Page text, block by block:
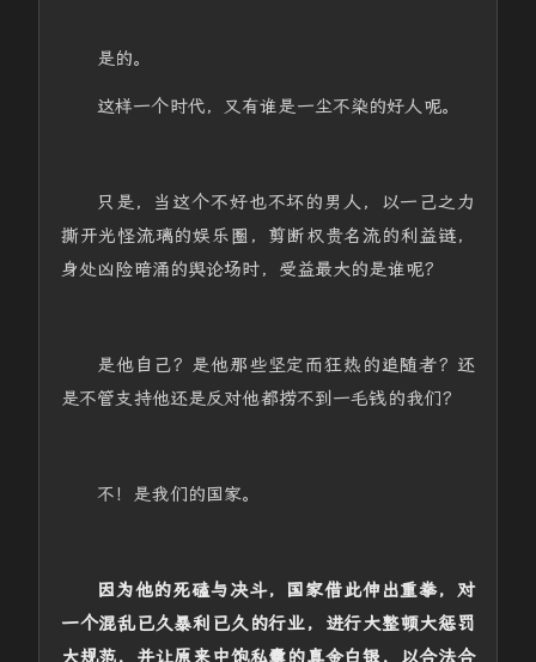
是的。
这样一个时代，又有谁是一尘不染的好人呢。
只是，当这个不好也不坏的男人，以一己之力
撕开光怪流璃的娱乐圈，剪断权贵名流的利益链，
身处凶险暗涌的舆论场时，受益最大的是谁呢？
是他自己？是他那些坚定而狂热的追随者？还
是不管支持他还是反对他都捞不到一毛钱的我们？
不！是我们的国家。
因为他的死磕与决斗，国家借此伸出重拳，对
一个混乱已久暴利已久的行业，进行大整顿大惩罚
大规范，并让原来中饱私囊的真金白银，以合法合